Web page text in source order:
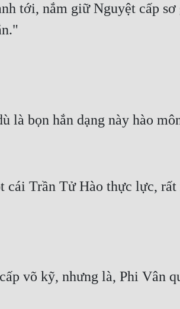
tới, nắm giữ Nguyệt cấp
là bọn hắn dạng này hào
Trần Tử Hào thực lực,
võ kỹ, nhưng là, Phi Vân